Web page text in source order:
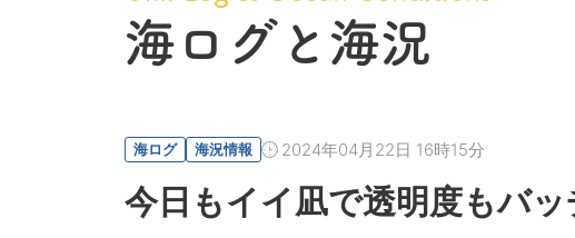
海ログと海況
海ログ 海況情報 2024年04月22日 16時15分
今日もイイ凪で透明度もバ